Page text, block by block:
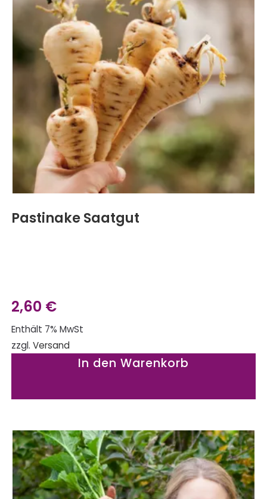
Pastinake Saatgut
2,60 €
Enthält 7% MwSt
zzgl. Versand
In den Warenkorb